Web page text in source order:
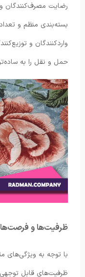
رضایت مصرف‌کنندگان
واردکنندگان و
حمل و نقل را به
ظرفیت‌ها و
با توجه به ویژگی‌های
ظرفیت‌های قابل